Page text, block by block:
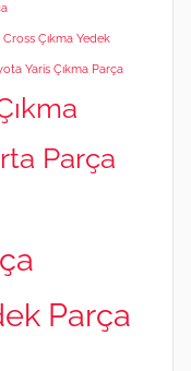
Çıkma Yedek
Yaris Çıkma Parça
Parça
Parça